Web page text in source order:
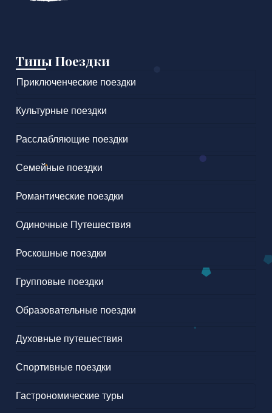
Типы Поездки
Приключенческие поездки
Культурные поездки
Расслабляющие поездки
Семейные поездки
Романтические поездки
Одиночные Путешествия
Роскошные поездки
Групповые поездки
Образовательные поездки
Духовные путешествия
Спортивные поездки
Гастрономические туры